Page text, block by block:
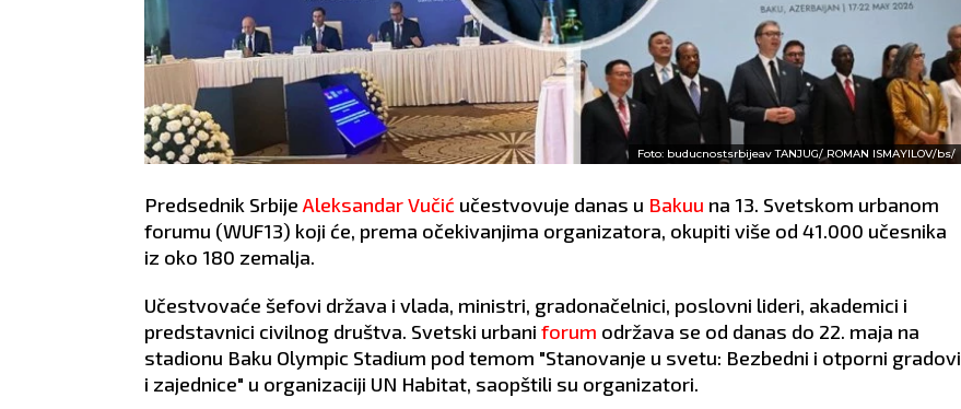
Foto: buducnostsrbijeav TANJUG/ ROMAN ISMAYILOV/bs/
Predsednik Srbije Aleksandar Vučić učestvovuje danas u Bakuu na 13. Svetskom urbanom
forumu (WUF13) koji će, prema očekivanjima organizatora, okupiti više od 41.000 učesnika
iz oko 180 zemalja.
Učestvovaće šefovi država i vlada, ministri, gradonačelnici, poslovni lideri, akademici i
predstavnici civilnog društva. Svetski urbani forum održava se od danas do 22. maja na
stadionu Baku Olympic Stadium pod temom "Stanovanje u svetu: Bezbedni i otporni gradovi
i zajednice" u organizaciji UN Habitat, saopštili su organizatori.